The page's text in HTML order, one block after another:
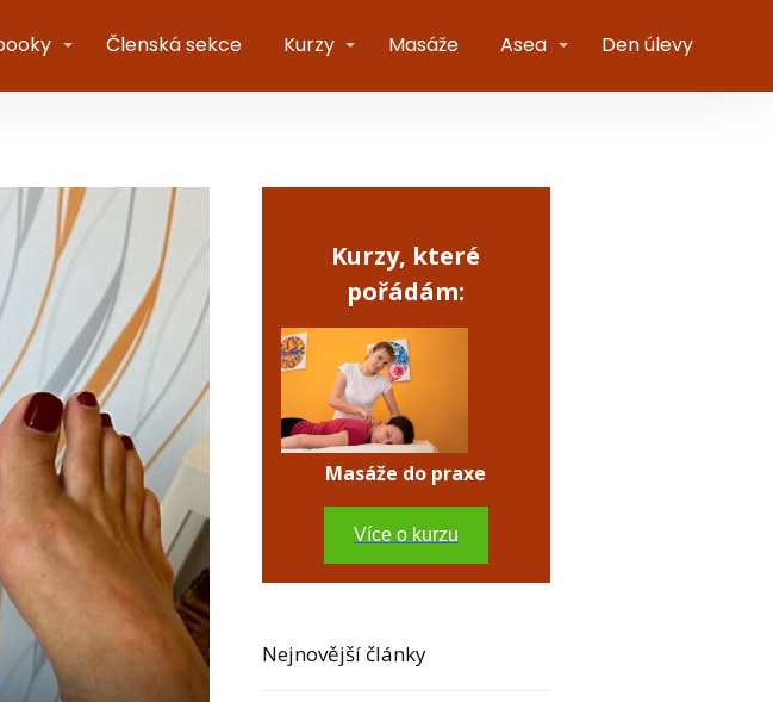
Členská sekce Kurzy Masáže Asea Den úlevy
Kurzy, které
pořádám:
Masáže do praxe
Více o kurzu
Nejnovější články